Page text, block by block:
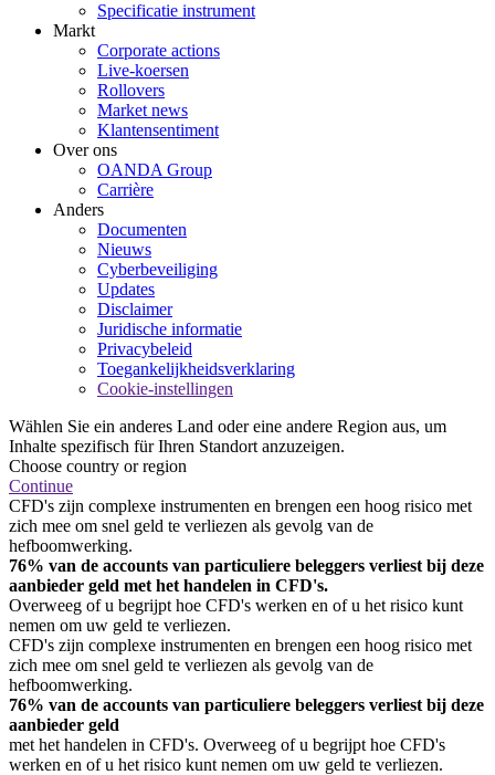
Specificatie instrument
Markt
Corporate actions
Live-koersen
Rollovers
Market news
Klantensentiment
Over ons
OANDA Group
Carrière
Anders
Documenten
Nieuws
Cyberbeveiliging
Updates
Disclaimer
Juridische informatie
Privacybeleid
Toegankelijkheidsverklaring
Cookie-instellingen
Wählen Sie ein anderes Land oder eine andere Region aus, um
Inhalte spezifisch für Ihren Standort anzuzeigen.
Choose country or region
Continue
CFD's zijn complexe instrumenten en brengen een hoog risico met
zich mee om snel geld te verliezen als gevolg van de
hefboomwerking.
76% van de accounts van particuliere beleggers verliest bij deze
aanbieder geld met het handelen in CFD's.
Overweeg of u begrijpt hoe CFD's werken en of u het risico kunt
nemen om uw geld te verliezen.
CFD's zijn complexe instrumenten en brengen een hoog risico met
zich mee om snel geld te verliezen als gevolg van de
hefboomwerking.
76% van de accounts van particuliere beleggers verliest bij deze
aanbieder geld
met het handelen in CFD's. Overweeg of u begrijpt hoe CFD's
werken en of u het risico kunt nemen om uw geld te verliezen.